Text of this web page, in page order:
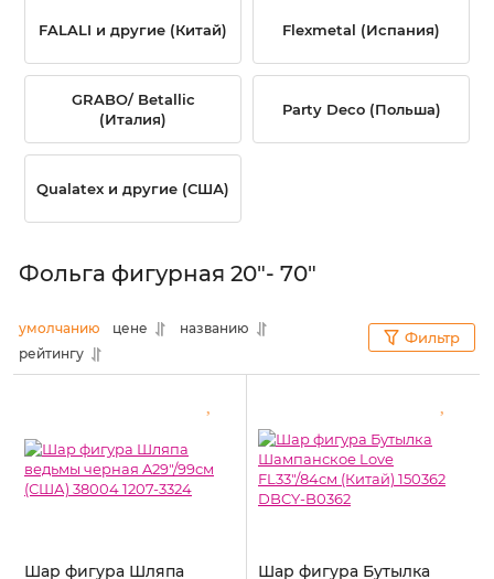
FALALI и другие (Китай) Flexmetal (Испания)
GRABO/ Betallic
(Италия)
Party Deco (Польша)
Qualatex и другие (США)
Фольга фигурная 20"- 70"
умолчанию цене
названию
рейтингу
Фильтр
Шар фигура Шляпа
Шар фигура Бутылка